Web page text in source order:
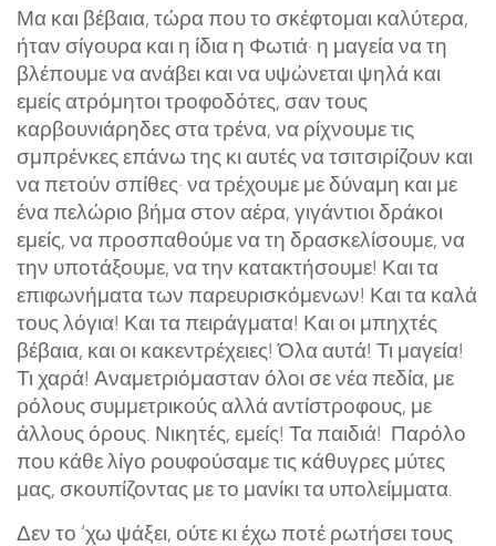
Μα και βέβαια, τώρα που το σκέφτομαι καλύτερα,
ήταν σίγουρα και η ίδια η Φωτιά· η μαγεία να τη
βλέπουμε να ανάβει και να υψώνεται ψηλά και
εμείς ατρόμητοι τροφοδότες, σαν τους
καρβουνιάρηδες στα τρένα, να ρίχνουμε τις
σμπρένκες επάνω της κι αυτές να τσιτσιρίζουν και
να πετούν σπίθες· να τρέχουμε με δύναμη και με
ένα πελώριο βήμα στον αέρα, γιγάντιοι δράκοι
εμείς, να προσπαθούμε να τη δρασκελίσουμε, να
την υποτάξουμε, να την κατακτήσουμε! Και τα
επιφωνήματα των παρευρισκόμενων! Και τα καλά
τους λόγια! Και τα πειράγματα! Και οι μπηχτές
βέβαια, και οι κακεντρέχειες! Όλα αυτά! Τι μαγεία!
Τι χαρά! Αναμετριόμασταν όλοι σε νέα πεδία, με
ρόλους συμμετρικούς αλλά αντίστροφους, με
άλλους όρους. Νικητές, εμείς! Τα παιδιά! Παρόλο
που κάθε λίγο ρουφούσαμε τις κάθυγρες μύτες
μας, σκουπίζοντας με το μανίκι τα υπολείμματα.
Δεν το ‘χω ψάξει, ούτε κι έχω ποτέ ρωτήσει τους